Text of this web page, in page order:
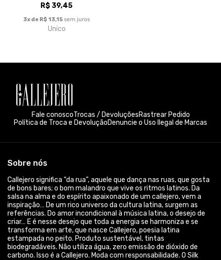
R$ 39,45
3x de R$ 13,15 sem juros
Unico
Fale conoscoTrocas / DevoluçõesRastrear Pedido
Política de Troca e DevoluçãoDenuncie o Uso Ilegal de Marcas
Sobre nós
Callejero significa “da rua”, aquele que dança nas ruas, que gosta
de bons bares; o bom malandro que vive os ritmos latinos. Da
salsa na alma e do espírito apaixonado de um callejero, vem a
inspiração… De um rico universo da cultura latina, surgem as
referências. Do amor incondicional à música latina, o desejo de
criar… E é nesse desejo que toda a energia se harmoniza e se
transforma em arte, que nasce Callejero, poesia latina
estampada no peito. Produto sustentável, tintas
biodegradáveis. Não utiliza água, zero emissão de dióxido de
carbono. Isso é a Callejero. Moda com responsabilidade. O Silk